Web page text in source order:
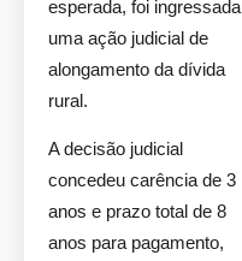
esperada, foi ingressada
uma ação judicial de
alongamento da dívida
rural.
A decisão judicial
concedeu carência de 3
anos e prazo total de 8
anos para pagamento,